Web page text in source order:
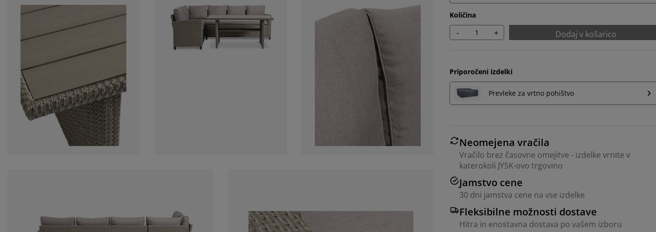
Količina
- + Dodaj v košarico
Priporočeni izdelki
Prevleke za vrtno pohištvo
Neomejena vračila
Vračilo brez časovne omejitve - izdelke vrnite v
katerokoli JYSK-ovo trgovino
Jamstvo cene
30 dni jamstva cene na vse izdelke
Fleksibilne možnosti dostave
Hitra in enostavna dostava po vašem izboru